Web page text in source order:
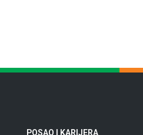
POSAO I KARIJERA